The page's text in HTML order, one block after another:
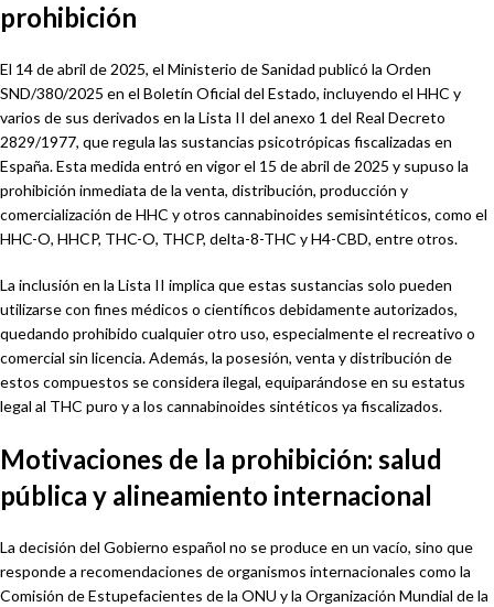
prohibición
El 14 de abril de 2025, el Ministerio de Sanidad publicó la Orden
SND/380/2025 en el Boletín Oficial del Estado, incluyendo el HHC y
varios de sus derivados en la Lista II del anexo 1 del Real Decreto
2829/1977, que regula las sustancias psicotrópicas fiscalizadas en
España. Esta medida entró en vigor el 15 de abril de 2025 y supuso la
prohibición inmediata de la venta, distribución, producción y
comercialización de HHC y otros cannabinoides semisintéticos, como el
HHC-O, HHCP, THC-O, THCP, delta-8-THC y H4-CBD, entre otros.
La inclusión en la Lista II implica que estas sustancias solo pueden
utilizarse con fines médicos o científicos debidamente autorizados,
quedando prohibido cualquier otro uso, especialmente el recreativo o
comercial sin licencia. Además, la posesión, venta y distribución de
estos compuestos se considera ilegal, equiparándose en su estatus
legal al THC puro y a los cannabinoides sintéticos ya fiscalizados.
Motivaciones de la prohibición: salud
pública y alineamiento internacional
La decisión del Gobierno español no se produce en un vacío, sino que
responde a recomendaciones de organismos internacionales como la
Comisión de Estupefacientes de la ONU y la Organización Mundial de la